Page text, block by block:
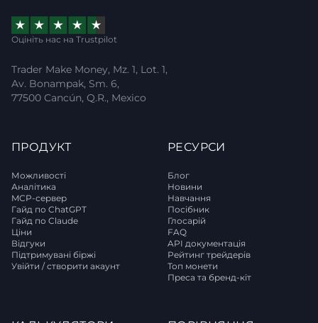
Оцініть нас на Trustpilot
Trader Make Money, Mz. 1, Lot. 1,
Av. Bonampak, Sm. 6,
77500 Cancún, Q.R., Mexico
ПРОДУКТ
Можливості
Аналітика
MCP-сервер
Гайд по ChatGPT
Гайд по Claude
Ціни
Відгуки
Підтримувані біржі
Увійти / створити акаунт
РЕСУРСИ
Блог
Новини
Навчання
Посібник
Глосарій
FAQ
API документація
Рейтинг трейдерів
Топ монети
Преса та бренд-кіт